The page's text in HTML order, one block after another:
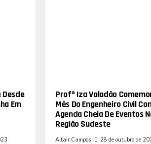
Desde
Em
Profª Iza Valadão
Mês Do Engenheiro Civil
Agenda Cheia De Eventos
Região Sudeste
Altair Campos 28 de outubro de